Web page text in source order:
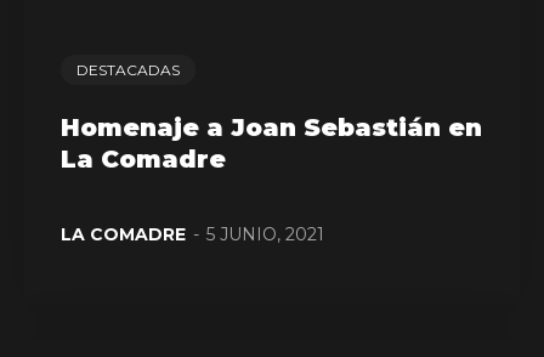
DESTACADAS
Homenaje a Joan Sebastián en
La Comadre
LA COMADRE - 5 JUNIO, 2021